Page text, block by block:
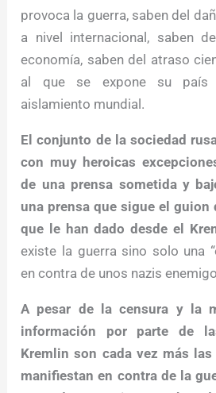
provoca la guerra, saben del
a nivel internacional, saben
economía, saben del atraso
al que se expone su país
aislamiento mundial.
El conjunto de la sociedad
con muy heroicas
de una prensa sometida y
una prensa que sigue el guion
que le han dado desde el
existe la guerra sino solo una
en contra de unos nazis
A pesar de la censura y la
información por parte de
Kremlin son cada vez más
manifiestan en contra de la